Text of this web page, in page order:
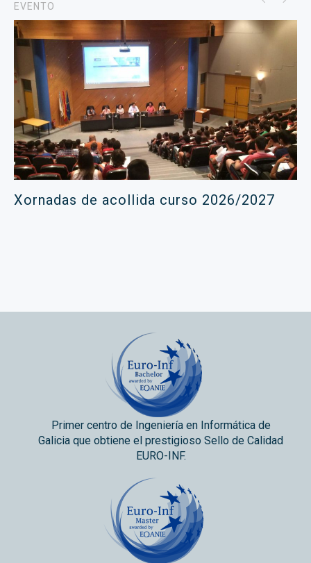
EVENTO
Xornadas de acollida curso 2026/2027
Primer centro de Ingeniería en Informática de
Galicia que obtiene el prestigioso Sello de Calidad
EURO-INF.